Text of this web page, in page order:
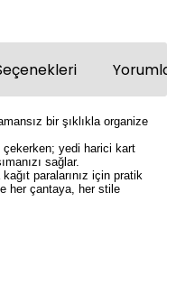
bir şıklıkla organize
yedi harici kart
sağlar.
paralarınız için pratik
her çantaya, her stile